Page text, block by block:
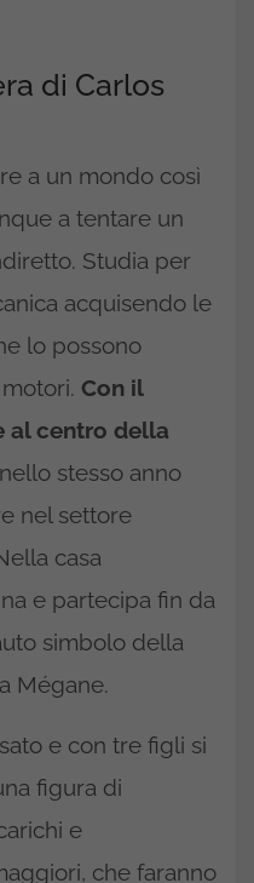
di Carlos
a un mondo così
a tentare un
Studia per
acquisendo le
lo possono
Con il
al centro della
stesso anno
nel settore
casa
e partecipa fin da
simbolo della
Mégane.
e con tre figli si
figura di
e
che faranno